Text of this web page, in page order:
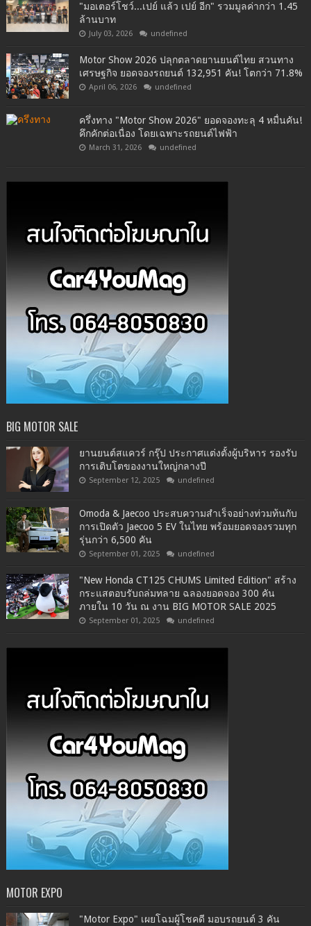
"มอเตอร์โชว์...เปย์ แล้ว เปย์ อีก" รวมมูลค่ากว่า 1.45
ล้านบาท
July 03, 2026 undefined
Motor Show 2026 ปลุกตลาดยานยนต์ไทย สวนทาง
เศรษฐกิจ ยอดจองรถยนต์ 132,951 คัน! โตกว่า 71.8%
April 06, 2026 undefined
ครึ่งทาง "Motor Show 2026" ยอดจองทะลุ 4 หมื่นคัน!
คึกคักต่อเนื่อง โดยเฉพาะรถยนต์ไฟฟ้า
March 31, 2026 undefined
BIG MOTOR SALE
ยานยนต์สแควร์ กรุ๊ป ประกาศแต่งตั้งผู้บริหาร รองรับ
การเติบโตของงานใหญ่กลางปี
September 12, 2025 undefined
Omoda & Jaecoo ประสบความสำเร็จอย่างท่วมท้นกับ
การเปิดตัว Jaecoo 5 EV ในไทย พร้อมยอดจองรวมทุก
รุ่นกว่า 6,500 คัน
September 01, 2025 undefined
"New Honda CT125 CHUMS Limited Edition" สร้าง
กระแสตอบรับถล่มทลาย ฉลองยอดจอง 300 คัน
ภายใน 10 วัน ณ งาน BIG MOTOR SALE 2025
September 01, 2025 undefined
MOTOR EXPO
"Motor Expo" เผยโฉมผู้โชคดี มอบรถยนต์ 3 คัน